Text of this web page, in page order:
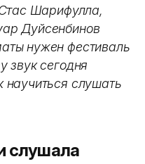
Шарифулла,
Дуйсенбинов
нужен фестиваль
звук сегодня
слушать
слушала